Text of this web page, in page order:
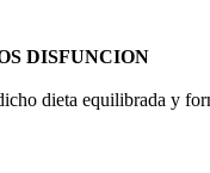
DISFUNCION
dieta equilibrada y